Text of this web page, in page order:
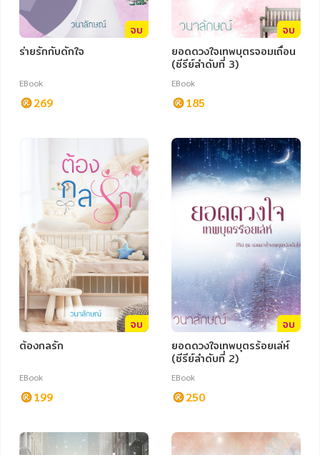
หนังสือออกใหม่ หนังสือยอดนิยม หนังสือเช่า
อีบุ๊กอ่านฟรี
หนังสือเสียง
หมวดหมู่หนังสือ
ศิลปะ บันเทิง กีฬา ท่องเที่ยว
สังคม วัฒนธรรม การปกครอง ศาสนาและปรัชญา
ศาสนา และปรัชญา
กฎหมาย สัญญา ภาษี
การเงิน การลงทุน บริหาร
นิตยสาร หนังสือพิมพ์
ครอบครัว
เทคโนโลยี การสื่อสาร วิทยาศาสตร์
จบ
ร่ายรักกับดักใจ
EBook
269
จบ
ยอดดวงใจเทพบุตรจอมเถื่อน
(ซีรีย์ลำดับที่ 3)
EBook
185
จบ
ต้องกลรัก
EBook
199
จบ
ยอดดวงใจเทพบุตรร้อยเล่ห์
(ซีรีย์ลำดับที่ 2)
EBook
250